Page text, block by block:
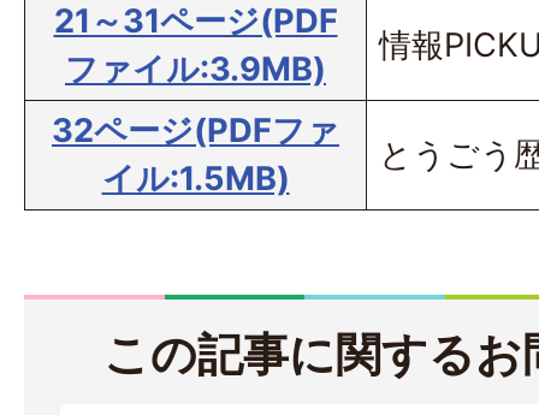
21～31ページ(PDF
ファイル:3.9MB)
情報
32ページ(PDFファ
イル:1.5MB)
とうごう
この記事に関する